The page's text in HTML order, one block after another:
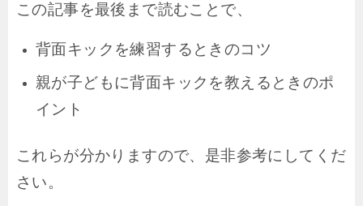
この記事を最後まで読むことで、
背面キックを練習するときのコツ
親が子どもに背面キックを教えるときのポ
イント
これらが分かりますので、是非参考にしてくだ
さい。